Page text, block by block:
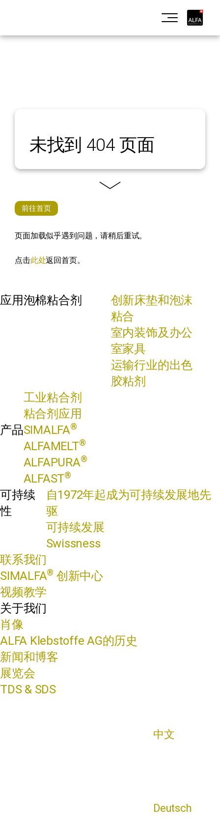
navigation
content
導
未找到 404 页面
了解
前往首页
页面加载似乎遇到问题，请稍后重试。
点击此处返回首页。
应用泡棉粘合剂
创新床垫和泡沫
粘合
室内装饰及办公
室家具
运输行业的出色
胶粘剂
工业粘合剂
粘合剂应用
产品SIMALFA®
ALFAMELT®
ALFAPURA®
ALFAST®
可持续
性
自1972年起成为可持续发展地先
驱
可持续发展
Swissness
联系我们
SIMALFA® 创新中心
视频教学
关于我们
肖像
ALFA Klebstoffe AG的历史
新闻和博客
展览会
TDS & SDS
中文
Deutsch